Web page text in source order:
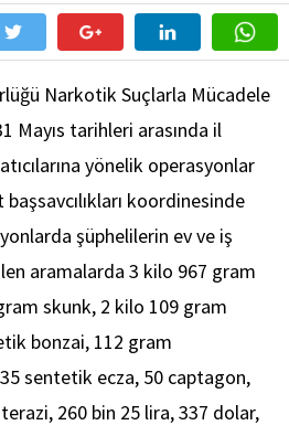
Narkotik Suçlarla Mücadele
Mayıs tarihleri arasında il
yönelik operasyonlar
koordinesinde
şüphelilerin ev ve iş
aramalarda 3 kilo 967 gram
skunk, 2 kilo 109 gram
bonzai, 112 gram
sentetik ecza, 50 captagon,
260 bin 25 lira, 337 dolar,